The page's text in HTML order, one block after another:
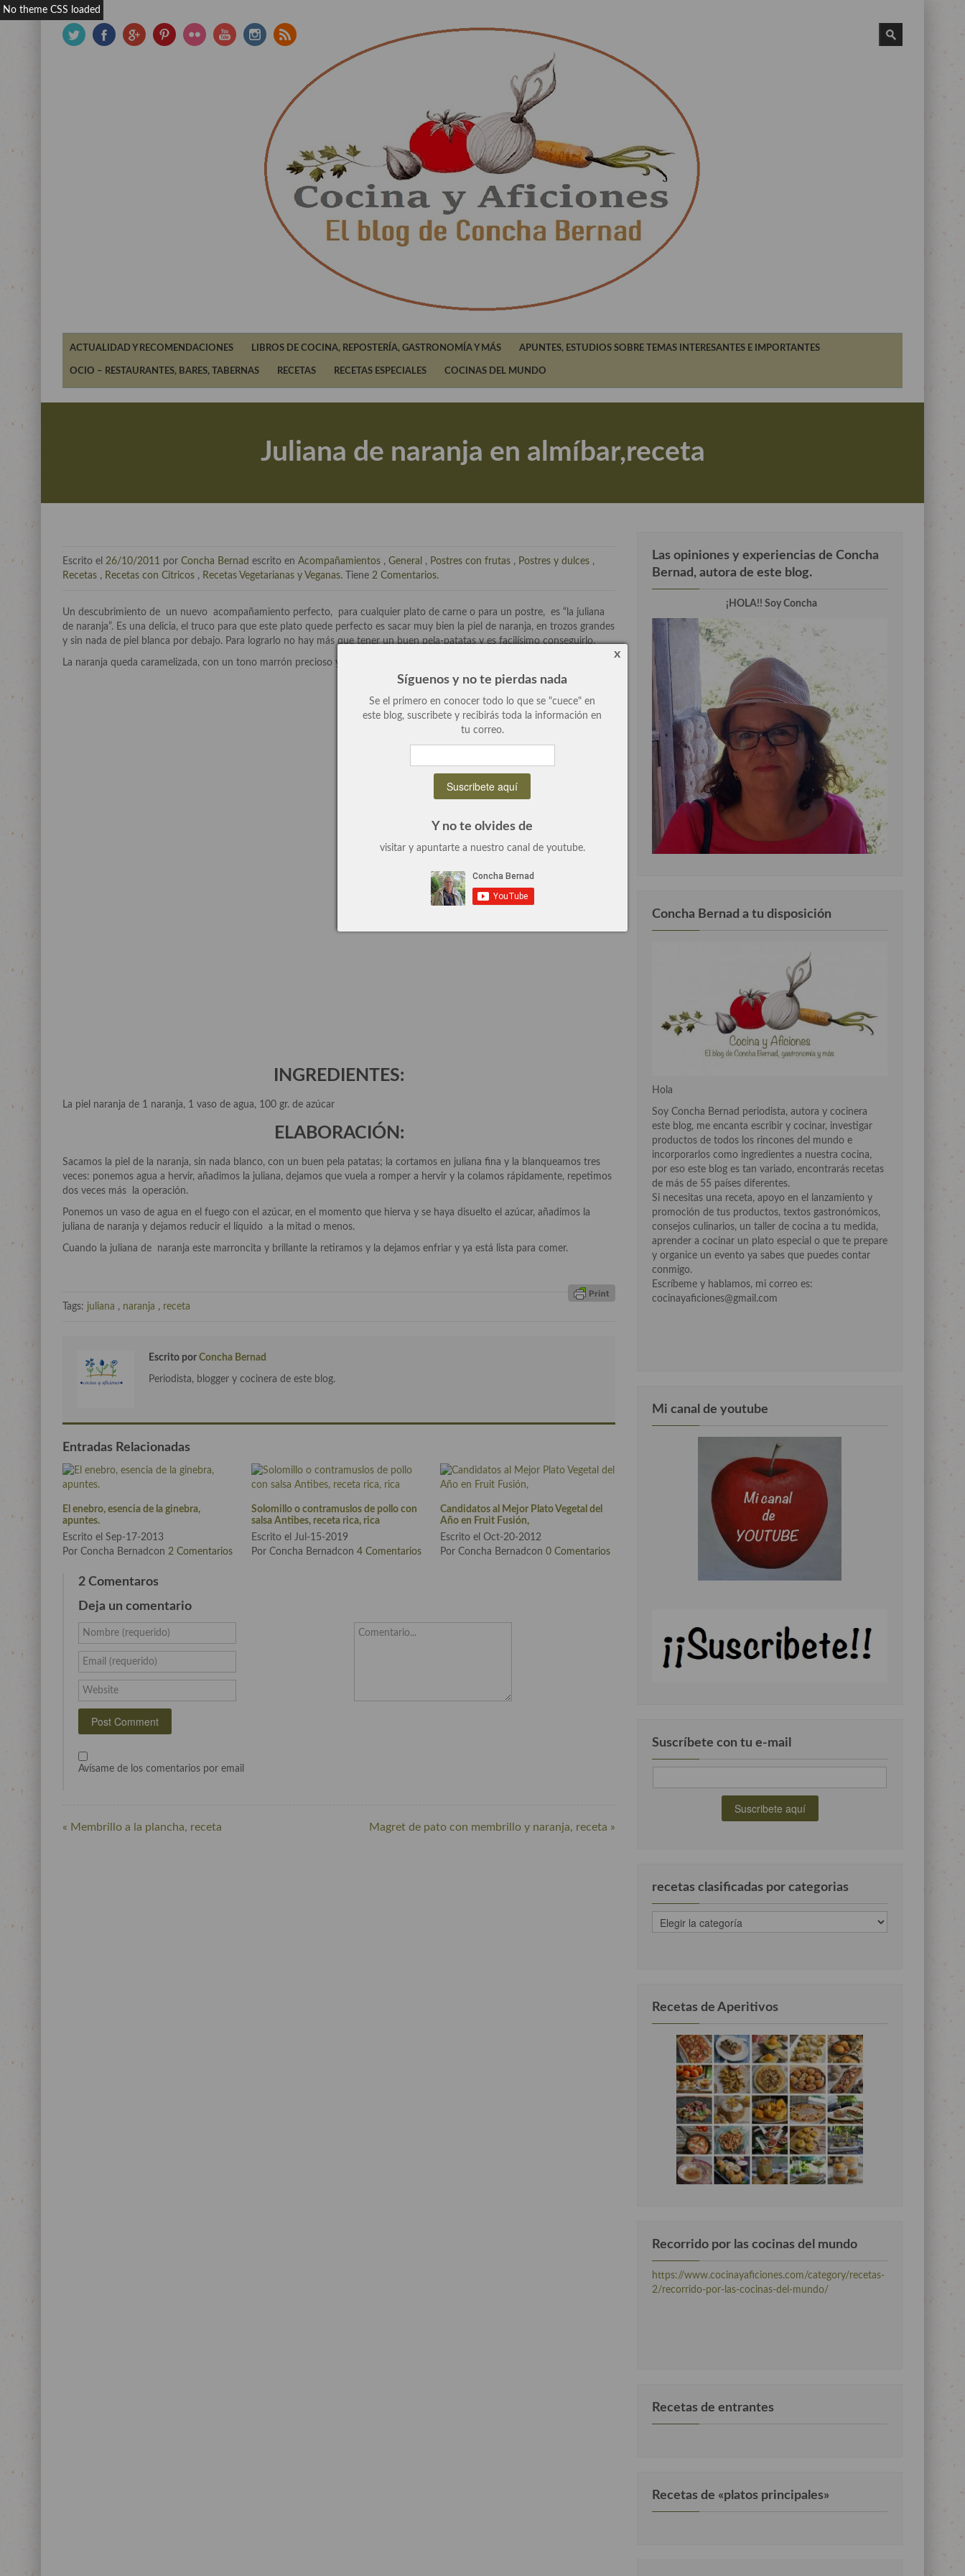
ACTUALIDAD Y RECOMENDACIONES LIBROS DE COCINA, REPOSTERÍA, GASTRONOMÍA Y MÁS APUNTES, ESTUDIOS SOBRE TEMAS INTERESANTES E IMPORTANTES
OCIO – RESTAURANTES, BARES, TABERNAS RECETAS RECETAS ESPECIALES COCINAS DEL MUNDO
Juliana de naranja en almíbar,receta
Escrito el 26/10/2011 por Concha Bernad escrito en Acompañamientos , General , Postres con frutas , Postres y dulces ,
Recetas , Recetas con Citricos , Recetas Vegetarianas y Veganas. Tiene 2 Comentarios.
Un descubrimiento de un nuevo acompañamiento perfecto, para cualquier plato de carne o para un postre, es “la juliana
de naranja”. Es una delicia, el truco para que este plato quede perfecto es sacar muy bien la piel de naranja, en trozos grandes
y sin nada de piel blanca por debajo. Para lograrlo no hay más que tener un buen pela-patatas y es facilísimo conseguirlo.
La naranja queda caramelizada, con un tono marrón precioso y una textura crujiente y delicada. ¡¡Una maravilla!!
INGREDIENTES:
La piel naranja de 1 naranja, 1 vaso de agua, 100 gr. de azúcar
ELABORACIÓN:
Sacamos la piel de la naranja, sin nada blanco, con un buen pela patatas; la cortamos en juliana fina y la blanqueamos tres
veces: ponemos agua a hervir, añadimos la juliana, dejamos que vuela a romper a hervir y la colamos rápidamente, repetimos
dos veces más la operación.
Ponemos un vaso de agua en el fuego con el azúcar, en el momento que hierva y se haya disuelto el azúcar, añadimos la
juliana de naranja y dejamos reducir el líquido a la mitad o menos.
Cuando la juliana de naranja este marroncita y brillante la retiramos y la dejamos enfriar y ya está lista para comer.
Tags: juliana , naranja , receta
Escrito por Concha Bernad
Periodista, blogger y cocinera de este blog.
Entradas Relacionadas
El enebro, esencia de la ginebra,
apuntes.
Escrito el Sep-17-2013
Por Concha Bernadcon 2 Comentarios
Solomillo o contramuslos de pollo con
salsa Antibes, receta rica, rica
Escrito el Jul-15-2019
Por Concha Bernadcon4 Comentarios
Candidatos al Mejor Plato Vegetal del
Año en Fruit Fusión,
Escrito el Oct-20-2012
Por Concha Bernadcon0 Comentarios
2 Comentaros
Deja un comentario
Nombre (requerido)
Email (requerido)
Website
Comentario...
Avísame de los comentarios por email
« Membrillo a la plancha, receta Magret de pato con membrillo y naranja, receta »
Las opiniones y experiencias de Concha
Bernad, autora de este blog.
¡HOLA!! Soy Concha
Concha Bernad a tu disposición
Hola
Soy Concha Bernad periodista, autora y cocinera
este blog, me encanta escribir y cocinar, investigar
productos de todos los rincones del mundo e
incorporarlos como ingredientes a nuestra cocina,
por eso este blog es tan variado, encontrarás recetas
de más de 55 países diferentes.
Si necesitas una receta, apoyo en el lanzamiento y
promoción de tus productos, textos gastronómicos,
consejos culinarios, un taller de cocina a tu medida,
aprender a cocinar un plato especial o que te prepare
y organice un evento ya sabes que puedes contar
conmigo.
Escríbeme y hablamos, mi correo es:
cocinayaficiones@gmail.com
Mi canal de youtube
Suscríbete con tu e-mail
recetas clasificadas por categorias
recetas
clasificadas
Recetas de Aperitivos
Recorrido por las cocinas del mundo
https://www.cocinayaficiones.com/category/recetas-
2/recorrido-por-las-cocinas-del-mundo/
Recetas de entrantes
Recetas de «platos principales»
x
Síguenos y no te pierdas nada
Se el primero en conocer todo lo que se "cuece" en
este blog, suscribete y recibirás toda la información en
tu correo.
Y no te olvides de
visitar y apuntarte a nuestro canal de youtube.
No theme CSS loaded